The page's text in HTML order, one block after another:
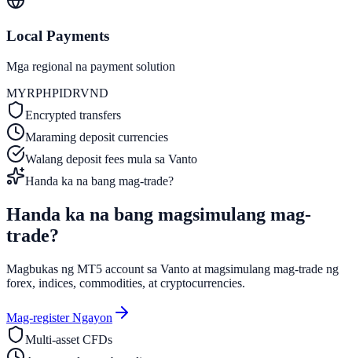
Local Payments
Mga regional na payment solution
MYRPHPIDRVND
Encrypted transfers
Maraming deposit currencies
Walang deposit fees mula sa Vanto
Handa ka na bang mag-trade?
Handa ka na bang magsimulang mag-
trade?
Magbukas ng MT5 account sa Vanto at magsimulang mag-trade ng
forex, indices, commodities, at cryptocurrencies.
Mag-register Ngayon
Multi-asset CFDs